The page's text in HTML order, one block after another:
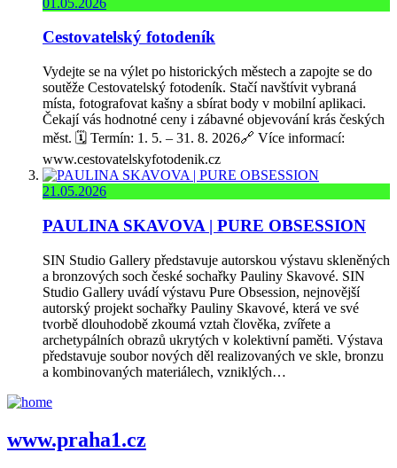
Cestovatelský fotodeník
Vydejte se na výlet po historických městech a zapojte se do
soutěže Cestovatelský fotodeník. Stačí navštívit vybraná
místa, fotografovat kašny a sbírat body v mobilní aplikaci.
Čekají vás hodnotné ceny i zábavné objevování krás českých
měst. 🗓️ Termín: 1. 5. – 31. 8. 2026🔗 Více informací:
www.cestovatelskyfotodenik.cz
21.05.2026
PAULINA SKAVOVA | PURE OBSESSION
SIN Studio Gallery představuje autorskou výstavu skleněných
a bronzových soch české sochařky Pauliny Skavové. SIN
Studio Gallery uvádí výstavu Pure Obsession, nejnovější
autorský projekt sochařky Pauliny Skavové, která ve své
tvorbě dlouhodobě zkoumá vztah člověka, zvířete a
archetypálních obrazů ukrytých v kolektivní paměti. Výstava
představuje soubor nových děl realizovaných ve skle, bronzu
a kombinovaných materiálech, vzniklých…
www.praha1.cz